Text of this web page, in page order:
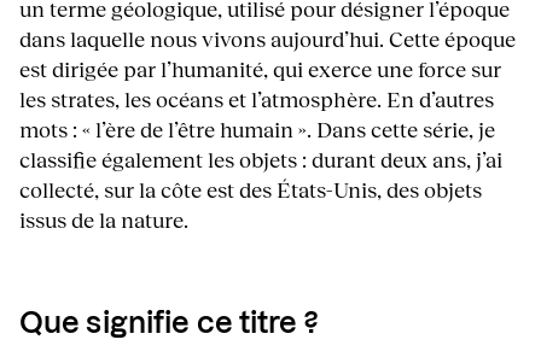
un terme géologique, utilisé pour désigner l’époque
dans laquelle nous vivons aujourd’hui. Cette époque
est dirigée par l’humanité, qui exerce une force sur
les strates, les océans et l’atmosphère. En d’autres
mots : « l’ère de l’être humain ». Dans cette série, je
classifie également les objets : durant deux ans, j’ai
collecté, sur la côte est des États-Unis, des objets
issus de la nature.
Que signifie ce titre ?